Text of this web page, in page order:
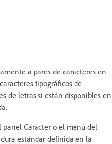
a pares de caracteres en
tipográficos de
de letras si están disponibles en
Carácter o el menú del
estándar definida en la